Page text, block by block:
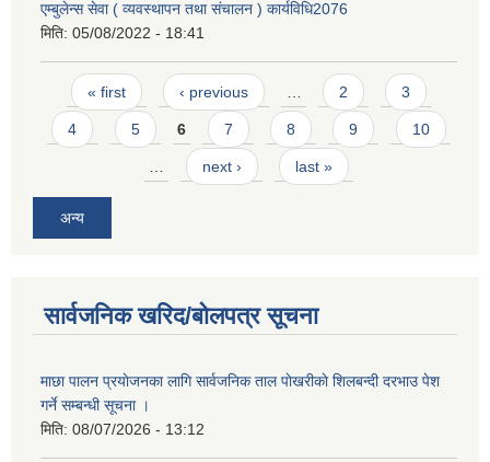
एम्बुलेन्स सेवा ( व्यवस्थापन तथा संचालन ) कार्यविधि2076
मिति: 05/08/2022 - 18:41
Pages
« first ‹ previous … 2 3
4 5 6 7 8 9 10
… next › last »
अन्य
सार्वजनिक खरिद/बोलपत्र सूचना
माछा पालन प्रयाेजनका लागि सार्वजनिक ताल पाेखरीकाे शिलबन्दी दरभाउ पेश
गर्ने सम्बन्धी सूचना ।
मिति: 08/07/2026 - 13:12